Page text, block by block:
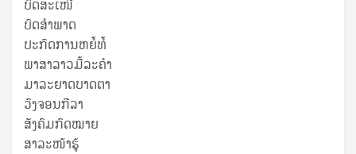
ບົດສະເໜີ
ບົດສໍາພາດ
ປະກົດການຫຍໍ້ທໍ້
ພາສາລາວມື້ລະຄຳ
ມາລະຍາດບາດຕາ
ວົງຈອນກີລາ
ສັງຄົມກົດໝາຍ
ສາລະໜ້າຮູ້